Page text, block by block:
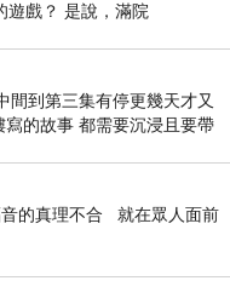
價值。
估價值和借款人的
款金額。
簽署機車抵押借款
還款期限等借款條
款人即可領取借款
。
遊戲？ 是說，滿院
間到第三集有停更幾天才又
的故事 都需要沉浸且要帶
真理不合 就在眾人面前